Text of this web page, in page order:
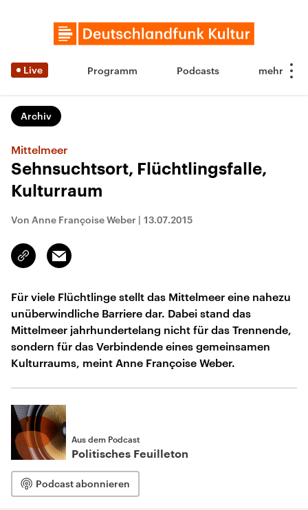
Live Programm Podcasts
Archiv
Mittelmeer
Sehnsuchtsort, Flüchtlingsfalle,
Kulturraum
Von Anne Françoise Weber | 13.07.2015
Link
kopieren/teilen
Email
Für viele Flüchtlinge stellt das Mittelmeer eine nahezu
unüberwindliche Barriere dar. Dabei stand das
Mittelmeer jahrhundertelang nicht für das Trennende,
sondern für das Verbindende eines gemeinsamen
Kulturraums, meint Anne Françoise Weber.
Aus dem Podcast
Politisches Feuilleton
Podcast abonnieren